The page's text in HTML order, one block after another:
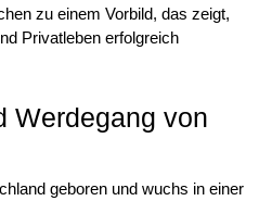
zu einem Vorbild, das zeigt,
Privatleben erfolgreich
Werdegang von
geboren und wuchs in einer